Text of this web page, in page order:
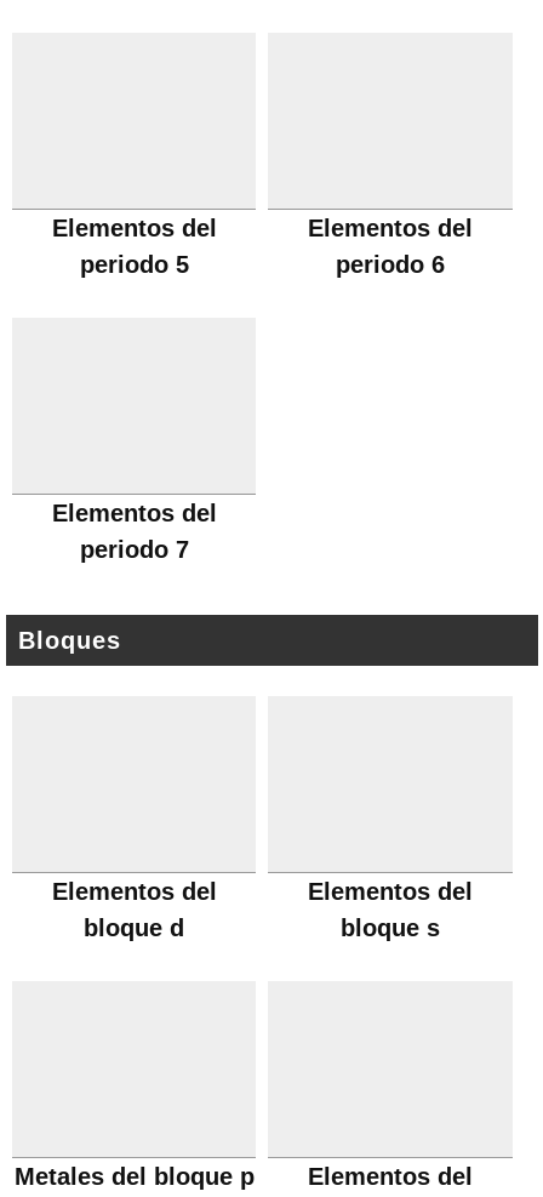
Elementos del
periodo 5
Elementos del
periodo 6
Elementos del
periodo 7
Bloques
Elementos del
bloque d
Elementos del
bloque s
Metales del bloque p Elementos del